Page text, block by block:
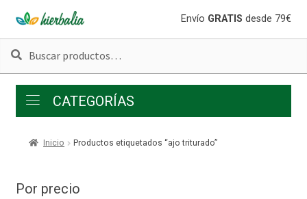
Ir
a
la
navegación
Ir
al
contenido
Envío GRATIS desde 79€
Buscar
Buscar
CATEGORÍAS
Inicio Productos etiquetados “ajo triturado”
Por precio